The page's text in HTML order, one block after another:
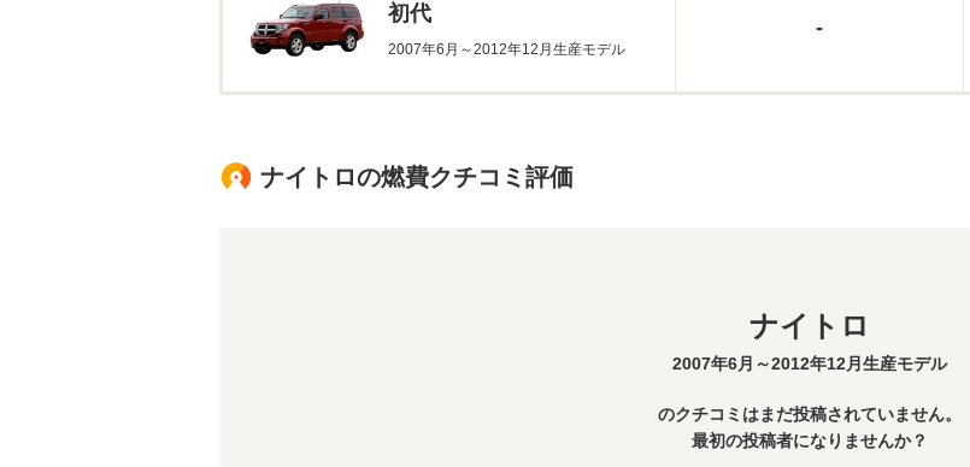
初代
2007年6月～2012年12月生産モデル
-
ナイトロの燃費クチコミ評価
ナイトロ
2007年6月～2012年12月生産モデル
のクチコミはまだ投稿されていません。
最初の投稿者になりませんか？